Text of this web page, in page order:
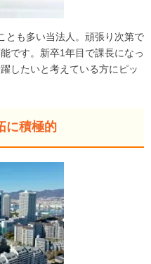
とも多い当法人。頑張り次第で
です。新卒1年目で課長になっ
したいと考えている方にピッ
に積極的